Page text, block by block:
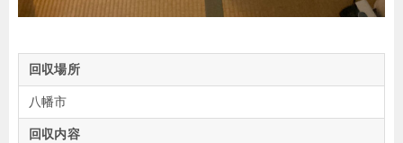
回収場所
八幡市
回収内容